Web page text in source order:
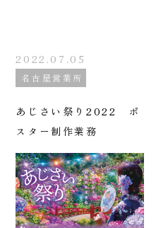
2022.07.05
名古屋営業所
あじさい祭り2022 ポ
スター制作業務